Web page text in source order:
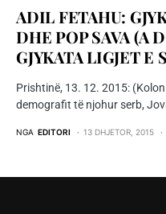
ADIL FETAHU:
DHE POP SAVA (A
GJYKATA LIGJET E
Prishtinë, 13. 12. 2015:
demografit të njohur serb,
NGA EDITORI 13 DHJETOR, 2015